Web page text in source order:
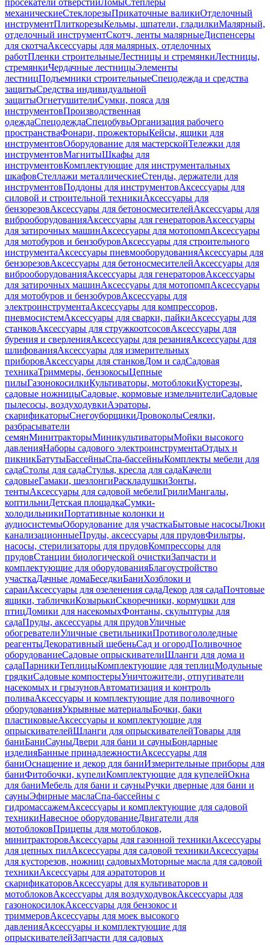
просекатели отверстийЛомыСтеплеры
механическиеСтеклорезыПрикаточные валикиОтделочный
инструментПлиткорезыКельмы, шпатели, гладилкиМалярный,
отделочный инструментСкотч, ленты малярныеДиспенсеры
для скотчаАксессуары для малярных, отделочных
работПленки строительныеЛестницы и стремянкиЛестницы,
стремянкиЧердачные лестницыЭлементы
лестницПодъемники строительныеСпецодежда и средства
защитыСредства индивидуальной
защитыОгнетушителиСумки, пояса для
инструментовПроизводственная
одеждаСпецодеждаСпецобувьОрганизация рабочего
пространстваФонари, прожекторыКейсы, ящики для
инструментовОборудование для мастерскойТележки для
инструментовМагнитыШкафы для
инструментовКомплектующие для инструментальных
шкафовСтеллажи металлическиеСтенды, держатели для
инструментовПоддоны для инструментовАксессуары для
силовой и строительной техникиАксессуары для
бензорезовАксессуары для бетоносмесителейАксессуары для
виброоборудованияАксессуары для генераторовАксессуары
для затирочных машинАксессуары для мотопомпАксессуары
для мотобуров и бензобуровАксессуары для строительного
инструментаАксессуары пневмооборудованияАксессуары для
бензорезовАксессуары для бетоносмесителейАксессуары для
виброоборудованияАксессуары для генераторовАксессуары
для затирочных машинАксессуары для мотопомпАксессуары
для мотобуров и бензобуровАксессуары для
электроинструментаАксессуары для компрессоров,
пневмосистемАксессуары для сварки, пайкиАксессуары для
станковАксессуары для стружкоотсосовАксессуары для
бурения и сверленияАксессуары для резанияАксессуары для
шлифованияАксессуары для измерительных
приборовАксессуары для станковДом и садСадовая
техникаТриммеры, бензокосыЦепные
пилыГазонокосилкиКультиваторы, мотоблокиКусторезы,
садовые ножницыСадовые, кормовые измельчителиСадовые
пылесосы, воздуходувкиАэраторы,
скарификаторыСнегоуборщикиДровоколыСеялки,
разбрасыватели
семянМинитракторыМиникультиваторыМойки высокого
давленияНаборы садового электроинструментаОтдых и
пикникБатутыБассейныСпа-бассейныКомплекты мебели для
садаСтолы для садаСтулья, кресла для садаКачели
садовыеГамаки, шезлонгиРаскладушкиЗонты,
тентыАксессуары для садовой мебелиГрилиМангалы,
коптильниДетская площадкаСумки-
холодильникиПортативные колонки и
аудиосистемыОборудование для участкаБытовые насосыЛюки
канализационныеПруды, аксессуары для прудовФильтры,
насосы, стерилизаторы для прудовКомпрессоры для
прудовСтанции биологической очисткиЗапчасти и
комплектующие для оборудованияБлагоустройство
участкаДачные домаБеседкиБаниХозблоки и
сараиАксессуары для озеленения садаДекор для садаПочтовые
ящики, табличкиКозырькиСкворечники, кормушки для
птицДомики для насекомыхФонтаны, скульптуры для
садаПруды, аксессуары для прудовУличные
обогревателиУличные светильникиПротивогололедные
реагентыДекоративный щебеньСад и огородПоливочное
оборудованиеСадовые опрыскивателиШланги для дома и
садаПарникиТеплицыКомплектующие для теплицМодульные
грядкиСадовые компостерыУничтожители, отпугиватели
насекомых и грызуновАвтоматизация и контроль
поливаАксессуары и комплектующие для поливочного
оборудованияУкрывные материалыБочки, баки
пластиковыеАксессуары и комплектующие для
опрыскивателейШланги для опрыскивателейТовары для
баниБаниСауныДвери для бани и сауныБондарные
изделияБанные принадлежностиАксессуары для
баниОснащение и декор для баниИзмерительные приборы для
баниФитобочки, купелиКомплектующие для купелейОкна
для баниМебель для бани и сауныРучки дверные для бани и
сауныЭфирные маслаСпа-бассейны с
гидромассажемАксессуары и комплектующие для садовой
техникиНавесное оборудованиеДвигатели для
мотоблоковПрицепы для мотоблоков,
минитракторовАксессуары для газонной техникиАксессуары
для цепных пилАксессуары для садовой техникиАксессуары
для кусторезов, ножниц садовыхМоторные масла для садовой
техникиАксессуары для аэратоторов и
скарификаторовАксессуары для культиваторов и
мотоблоковАксессуары для воздуходувокАксессуары для
газонокосилокАксессуары для бензокос и
триммеровАксессуары для моек высокого
давленияАксессуары и комплектующие для
опрыскивателейЗапчасти для садовых